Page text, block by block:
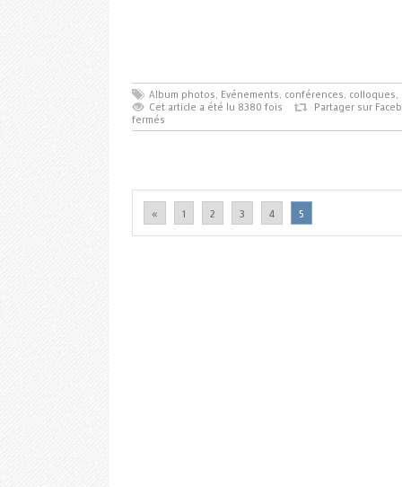
Album photos, Evénements, conférences,
Cet article a été lu 8380 fois
Partager sur
fermés
« 1 2 3 4 5